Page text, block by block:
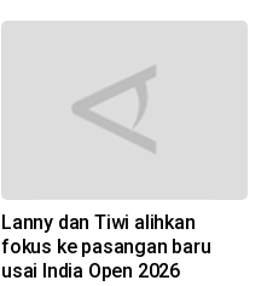
Lanny dan Tiwi alihkan
fokus ke pasangan baru
usai India Open 2026